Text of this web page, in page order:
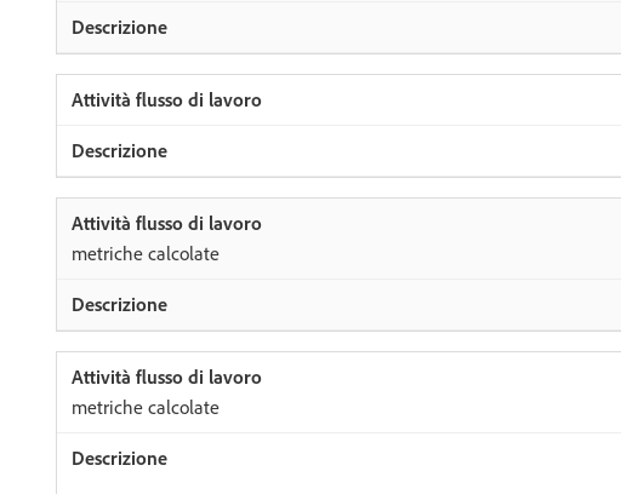
metriche calcolate
metriche calcolate